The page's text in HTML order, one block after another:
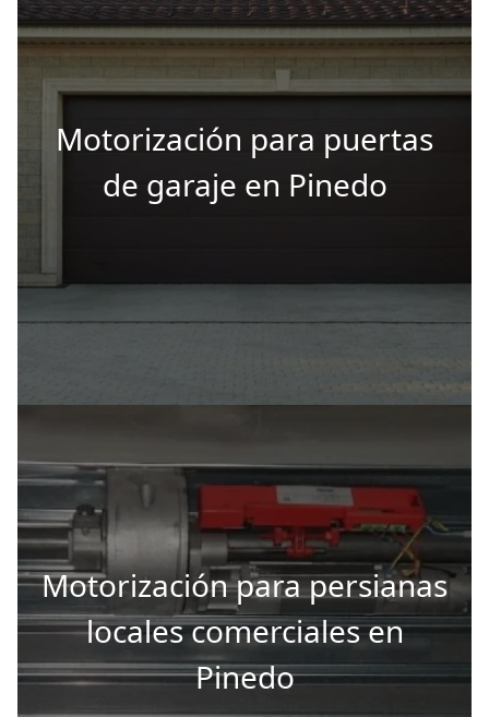
Motorización para puertas
de garaje en Pinedo
Motorización para persianas
locales comerciales en
Pinedo